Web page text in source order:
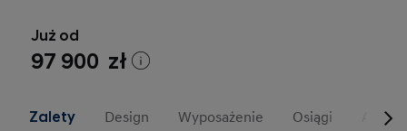
Już od
97 900 zł
Zalety Design Wyposażenie Osiągi